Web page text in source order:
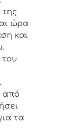
της
ώρα
και
τoυ
από
τα